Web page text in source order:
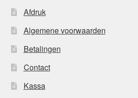
Afdruk
Algemene voorwaarden
Betalingen
Contact
Kassa